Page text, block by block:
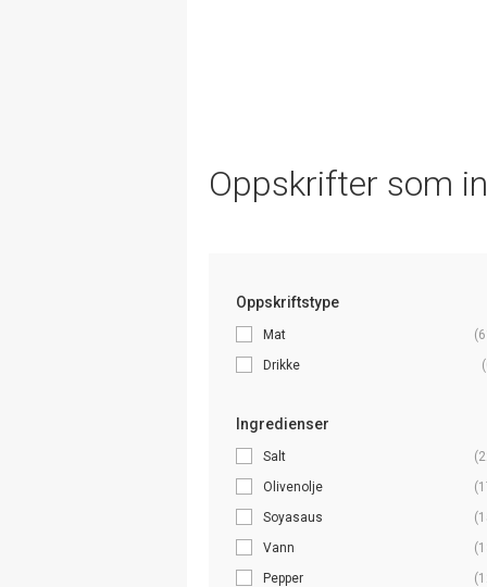
Oppskrifter som
Oppskriftstype
Mat
Drikke
Ingredienser
Salt
Olivenolje
Soyasaus
Vann
Pepper